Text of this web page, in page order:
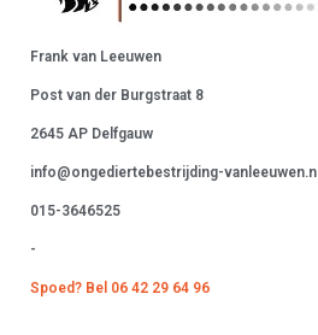
Frank van Leeuwen
Post van der Burgstraat 8
2645 AP Delfgauw
info@ongediertebestrijding-vanleeuwen.nl
015-3646525
-
Spoed? Bel 06 42 29 64 96